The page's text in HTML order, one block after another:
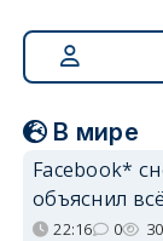
В мире
Facebook*
объяснил
22:16 0